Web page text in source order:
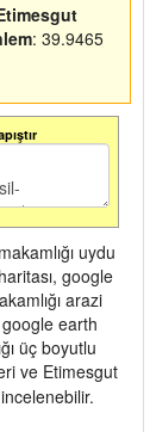
: 39.9465
uydu
google
arazi
google earth
üç boyutlu
ve Etimesgut